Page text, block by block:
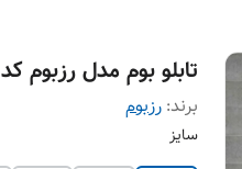
تابلو بوم مدل رزبوم کد 8033
برند: رزبوم
سایز